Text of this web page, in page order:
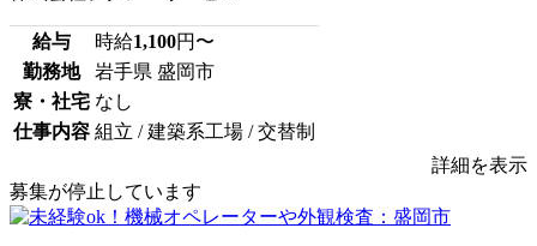
給与 時給1,100円〜
勤務地
岩手県 盛岡市
寮・社宅 なし
仕事内容 組立 / 建築系工場 / 交替制
詳細を表示
募集が停止しています